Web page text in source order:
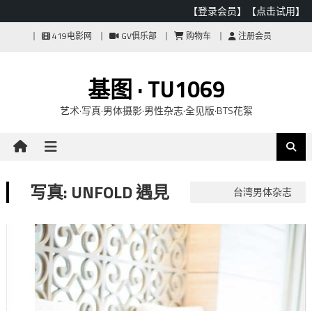
【登录会员】 【点击试用】
419电影网 GV俱乐部 购物车 注册会员
基图 · TU1069
艺术·写真·男体摄影·男性杂志·全见版·BTS花絮
写真: UNFOLD 遇見 台湾男体杂志